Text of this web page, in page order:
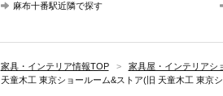
麻布十番駅近隣で探す
家具・インテリア情報TOP > 家具屋・インテリアシ
天童木工 東京ショールーム&ストア(旧 天童木工 東京